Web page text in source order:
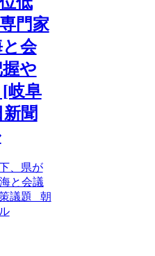
門家
会
や
岐阜
聞
、県が
と会議
議題 朝